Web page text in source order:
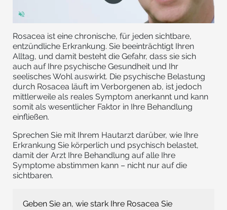
Rosacea ist eine chronische, für jeden sichtbare,
entzündliche Erkrankung. Sie beeinträchtigt Ihren
Alltag, und damit besteht die Gefahr, dass sie sich
auch auf Ihre psychische Gesundheit und Ihr
seelisches Wohl auswirkt. Die psychische Belastung
durch Rosacea läuft im Verborgenen ab, ist jedoch
mittlerweile als reales Symptom anerkannt und kann
somit als wesentlicher Faktor in Ihre Behandlung
einfließen.
Sprechen Sie mit Ihrem Hautarzt darüber, wie Ihre
Erkrankung Sie körperlich und psychisch belastet,
damit der Arzt Ihre Behandlung auf alle Ihre
Symptome abstimmen kann – nicht nur auf die
sichtbaren.
Geben Sie an, wie stark Ihre Rosacea Sie